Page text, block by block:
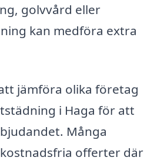
golvvård eller
kan medföra extra
jämföra olika företag
i Haga för att
Många
offerter där